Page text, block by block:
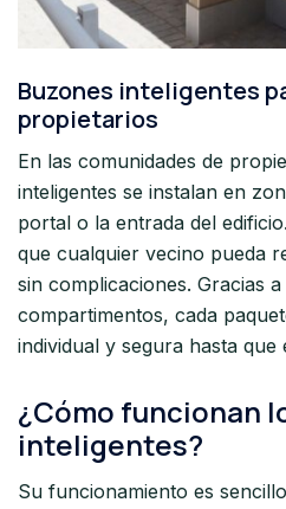
Buzones inteligentes
propietarios
En las comunidades de
inteligentes se instalan en
portal o la entrada del
que cualquier vecino pueda
sin complicaciones. Gracias a
compartimentos, cada
individual y segura hasta
¿Cómo funcionan
inteligentes?
Su funcionamiento es